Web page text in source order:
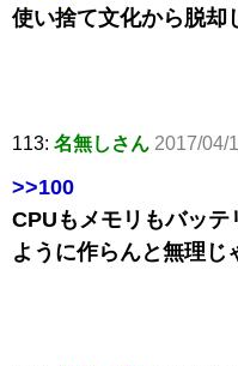
使い捨て文化から脱却
113: 名無しさん 2017/04/
>>100
CPUもメモリもバッ
ように作らんと無理じ